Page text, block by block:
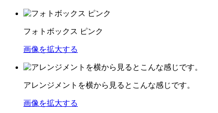
フォトボックス ピンク
画像を拡大する
アレンジメントを横から見るとこんな感じです。
画像を拡大する